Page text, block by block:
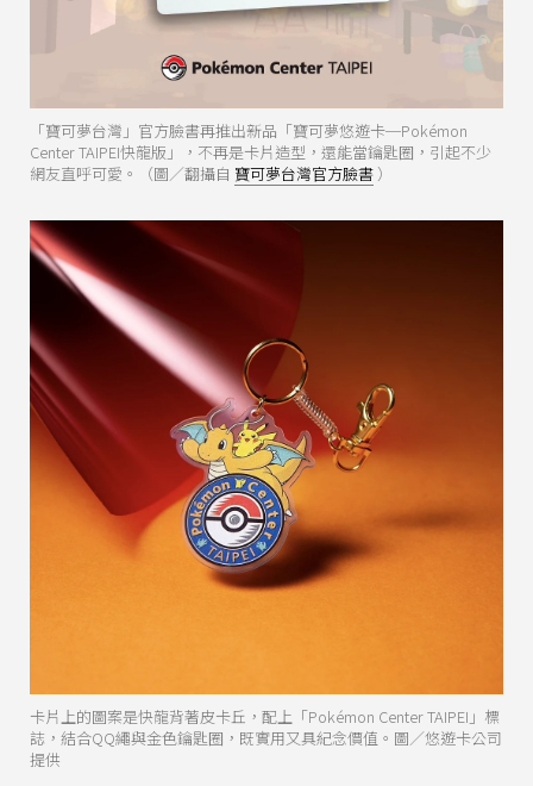
「寶可夢台灣」官方臉書再推出新品「寶可夢悠遊卡─Pokémon
Center TAIPEI快龍版」，不再是卡片造型，還能當鑰匙圈，引起不少
網友直呼可愛。（圖／翻攝自 寶可夢台灣官方臉書 ）
卡片上的圖案是快龍背著皮卡丘，配上「Pokémon Center TAIPEI」標
誌，結合QQ繩與金色鑰匙圈，既實用又具紀念價值。圖／悠遊卡公司
提供